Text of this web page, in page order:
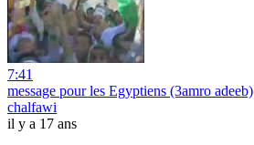
7:41
message pour les Egyptiens (3amro adeeb)
chalfawi
il y a 17 ans